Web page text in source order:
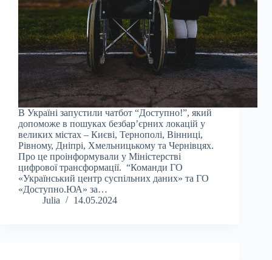
В Україні запустили чатбот “Доступно!”, який
допоможе в пошуках безбарʼєрних локацій у
великих містах – Києві, Тернополі, Вінниці,
Рівному, Дніпрі, Хмельницькому та Чернівцях.
Про це проінформували у Міністерстві
цифрової трансформації. “Команди ГО
«Український центр суспільних даних» та ГО
«Доступно.ЮА» за…
Julia
14.05.2024